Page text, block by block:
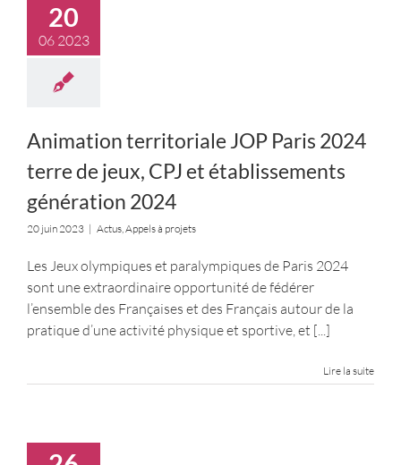
20
06 2023
Animation territoriale JOP Paris 2024
terre de jeux, CPJ et établissements
génération 2024
20 juin 2023 | Actus,Appels à projets
Les Jeux olympiques et paralympiques de Paris 2024
sont une extraordinaire opportunité de fédérer
l’ensemble des Françaises et des Français autour de la
pratique d’une activité physique et sportive, et [...]
Lire la suite